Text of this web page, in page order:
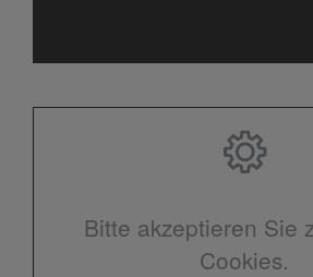
Bitte akzeptieren Sie
Cookies.